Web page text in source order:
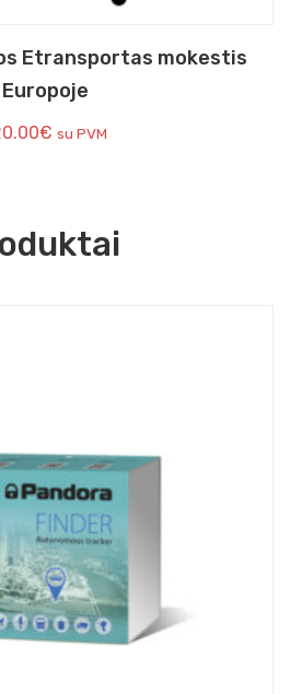
Etransportas mokestis
Europoje
€ su PVM